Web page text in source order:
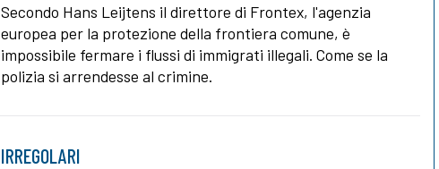
Secondo Hans Leijtens il direttore di Frontex, l'agenzia
europea per la protezione della frontiera comune, è
impossibile fermare i flussi di immigrati illegali. Come se la
polizia si arrendesse al crimine.
IRREGOLARI